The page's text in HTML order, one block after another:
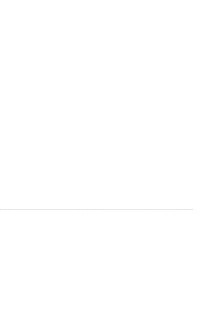
のよさと、和紙のほつれ(？)がいいアジ
す。
【オンラインショップ限定】青竜 ロングウォレット 青竜×ブラック
た!相手も喜んでくれて嬉しかったです·͜·